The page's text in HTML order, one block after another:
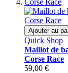
Ajouter au
Quick Shop
Maillot de
Corse Race
59,00 €